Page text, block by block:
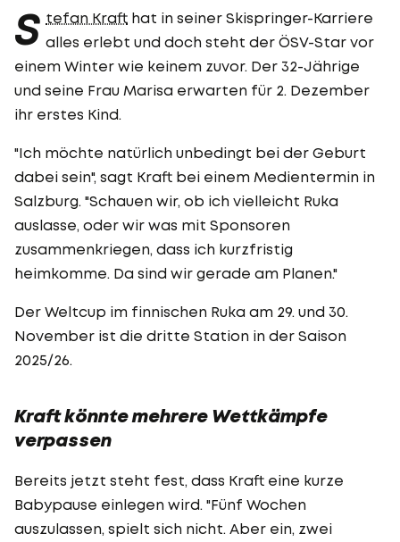
S tefan Kraft hat in seiner Skispringer-Karriere
alles erlebt und doch steht der ÖSV-Star vor
einem Winter wie keinem zuvor. Der 32-Jährige
und seine Frau Marisa erwarten für 2. Dezember
ihr erstes Kind.
"Ich möchte natürlich unbedingt bei der Geburt
dabei sein", sagt Kraft bei einem Medientermin in
Salzburg. "Schauen wir, ob ich vielleicht Ruka
auslasse, oder wir was mit Sponsoren
zusammenkriegen, dass ich kurzfristig
heimkomme. Da sind wir gerade am Planen."
Der Weltcup im finnischen Ruka am 29. und 30.
November ist die dritte Station in der Saison
2025/26.
Kraft könnte mehrere Wettkämpfe
verpassen
Bereits jetzt steht fest, dass Kraft eine kurze
Babypause einlegen wird. "Fünf Wochen
auszulassen, spielt sich nicht. Aber ein, zwei